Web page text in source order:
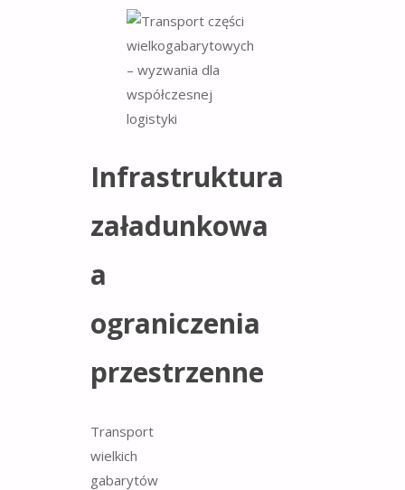
Infrastruktura
załadunkowa
a
ograniczenia
przestrzenne
Transport
wielkich
gabarytów